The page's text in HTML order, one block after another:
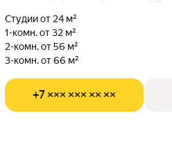
Студии от 24 м²
1-комн. от 32 м²
2-комн. от 56 м²
3-комн. от 66 м²
+7 ××× ××× ×× ××